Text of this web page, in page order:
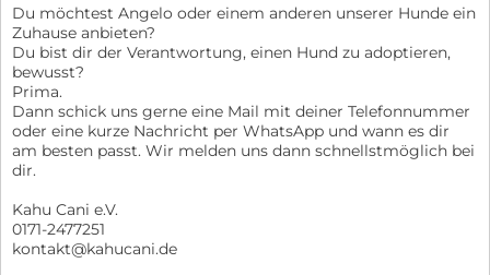
Du möchtest Angelo oder einem anderen unserer Hunde ein
Zuhause anbieten?
Du bist dir der Verantwortung, einen Hund zu adoptieren,
bewusst?
Prima.
Dann schick uns gerne eine Mail mit deiner Telefonnummer
oder eine kurze Nachricht per WhatsApp und wann es dir
am besten passt. Wir melden uns dann schnellstmöglich bei
dir.
Kahu Cani e.V.
0171-2477251
kontakt@kahucani.de